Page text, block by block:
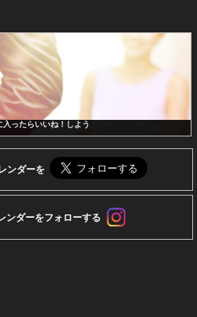
入ったらいいね！しよう
ンダーを
ダーをフォローする